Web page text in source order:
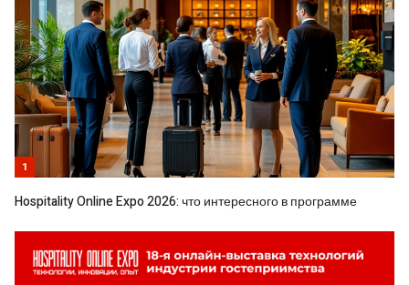
1
Hospitality Online Expo 2026: что интересного в программе